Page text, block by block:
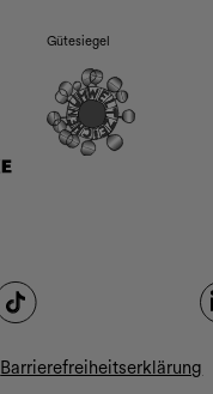
Gütesiegel
Barrierefreiheitserklärung